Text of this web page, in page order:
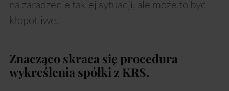
na zaradzenie takiej sytuacji, ale może to być
kłopotliwe.
Znacząco skraca się procedura
wykreślenia spółki z KRS.